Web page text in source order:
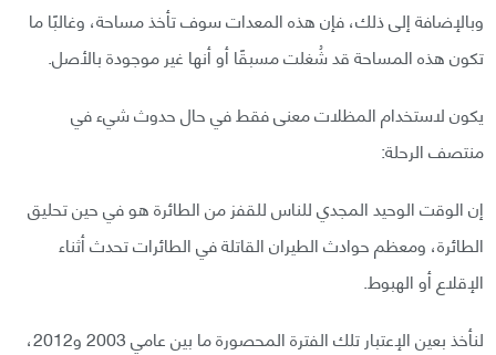
وبالإضافة إلى ذلك، فإن هذه المعدات سوف تأخذ مساحة، وغالبًا ما
تكون هذه المساحة قد شُغلت مسبقًا أو أنها غير موجودة بالأصل.
يكون لاستخدام المظلات معنى فقط في حال حدوث شيء في
منتصف الرحلة:
إن الوقت الوحيد المجدي للناس للقفز من الطائرة هو في حين تحليق
الطائرة، ومعظم حوادث الطيران القاتلة في الطائرات تحدث أثناء
الإقلاع أو الهبوط.
لنأخذ بعين الإعتبار تلك الفترة المحصورة ما بين عامي 2003 و2012،